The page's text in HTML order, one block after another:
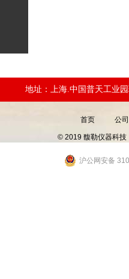
地址：上海.中国普天工业
首页 公
© 2019 馥勒仪器科技
沪公网安备